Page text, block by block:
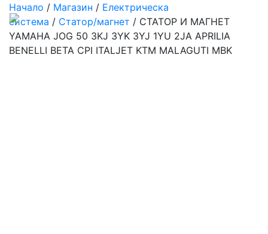
Начало / Магазин / Електрическа
система / Статор/магнет / СТАТОР И МАГНЕТ
YAMAHA JOG 50 3KJ 3YK 3YJ 1YU 2JA APRILIA
BENELLI BETA CPI ITALJET KTM MALAGUTI MBK